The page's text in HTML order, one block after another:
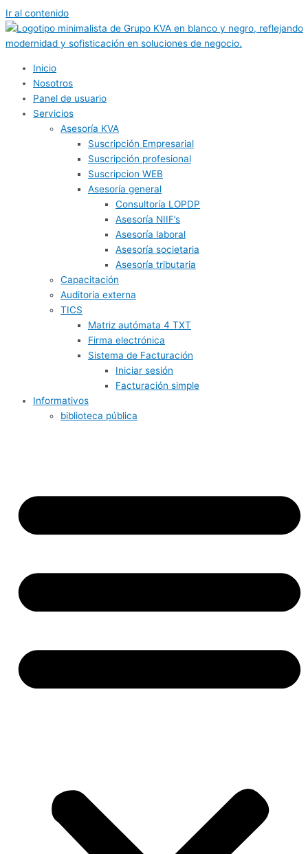
Ir al contenido
Inicio
Nosotros
Panel de usuario
Servicios
Asesoría KVA
Suscripción Empresarial
Suscripción profesional
Suscripcion WEB
Asesoría general
Consultoría LOPDP
Asesoría NIIF’s
Asesoría laboral
Asesoría societaria
Asesoría tributaria
Capacitación
Auditoria externa
TICS
Matriz autómata 4 TXT
Firma electrónica
Sistema de Facturación
Iniciar sesión
Facturación simple
Informativos
biblioteca pública